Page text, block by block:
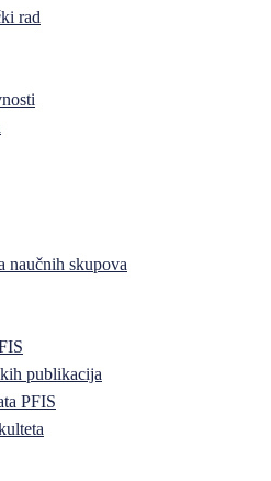
rad
naučnih skupova
publikacija
PFIS